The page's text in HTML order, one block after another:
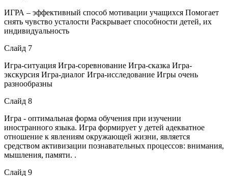
ИГРА – эффективный способ мотивации учащихся Помогает
снять чувство усталости Раскрывает способности детей, их
индивидуальность
Слайд 7
Игра-ситуация Игра-соревнование Игра-сказка Игра-
экскурсия Игра-диалог Игра-исследование Игры очень
разнообразны
Слайд 8
Игра - оптимальная форма обучения при изучении
иностранного языка. Игра формирует у детей адекватное
отношение к явлениям окружающей жизни, является
средством активизации познавательных процессов: внимания,
мышления, памяти. .
Слайд 9